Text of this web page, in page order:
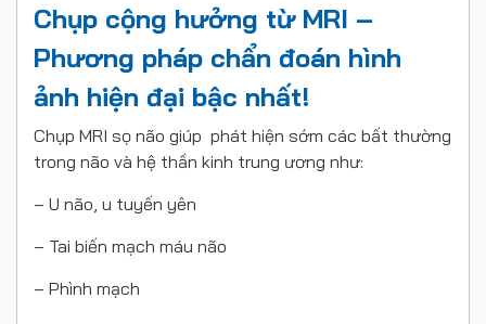
Chụp cộng hưởng từ MRI –
Phương pháp chẩn đoán hình
ảnh hiện đại bậc nhất!
Chụp MRI sọ não giúp phát hiện sớm các bất thường
trong não và hệ thần kinh trung ương như:
– U não, u tuyến yên
– Tai biến mạch máu não
– Phình mạch